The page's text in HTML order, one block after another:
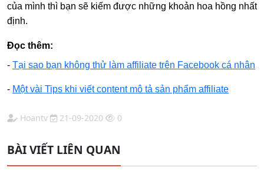
của mình thì bạn sẽ kiếm được những khoản hoa hồng nhất
định.
Đọc thêm:
- Tại sao bạn không thử làm affiliate trên Facebook cá nhân
- Một vài Tips khi viết content mô tả sản phẩm affiliate
Hoantv 21-09-2020 0
BÀI VIẾT LIÊN QUAN